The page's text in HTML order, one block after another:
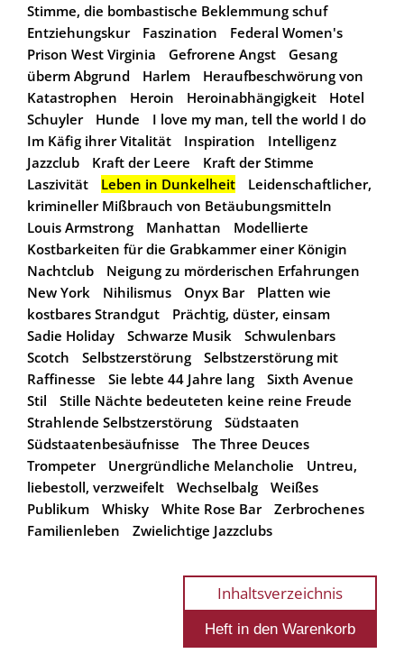
Stimme, die bombastische Beklemmung schuf
Entziehungskur
Faszination
Federal Women's
Prison West Virginia
Gefrorene Angst
Gesang
überm Abgrund
Harlem
Heraufbeschwörung von
Katastrophen
Heroin Heroinabhängigkeit
Hotel
Schuyler
Hunde
I love my man, tell the world I do
Im Käfig ihrer Vitalität
Inspiration
Intelligenz
Jazzclub
Kraft der Leere
Kraft der Stimme
Laszivität
Leben in Dunkelheit
Leidenschaftlicher,
krimineller Mißbrauch von Betäubungsmitteln
Louis Armstrong
Manhattan
Modellierte
Kostbarkeiten für die Grabkammer einer Königin
Nachtclub
Neigung zu mörderischen Erfahrungen
New York
Nihilismus Onyx Bar
Platten wie
kostbares Strandgut
Prächtig, düster, einsam
Sadie Holiday
Schwarze Musik
Schwulenbars
Scotch
Selbstzerstörung
Selbstzerstörung mit
Raffinesse
Sie lebte 44 Jahre lang
Sixth Avenue
Stil
Stille Nächte bedeuteten keine reine Freude
Strahlende Selbstzerstörung
Südstaaten
Südstaatenbesäufnisse
The Three Deuces
Trompeter
Unergründliche Melancholie
Untreu,
liebestoll, verzweifelt
Wechselbalg
Weißes
Publikum
Whisky White Rose Bar
Zerbrochenes
Familienleben
Zwielichtige Jazzclubs
Inhaltsverzeichnis